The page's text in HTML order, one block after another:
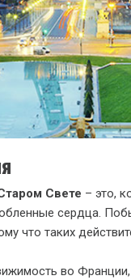
Свете – это,
сердца.
что таких
во